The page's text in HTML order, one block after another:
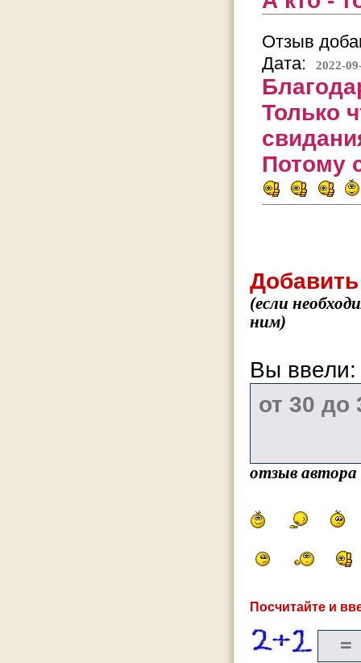
Отзыв
Дата:
2022-
Только
Потому
(если
ним)
Вы
отзыв
Посчитайте и